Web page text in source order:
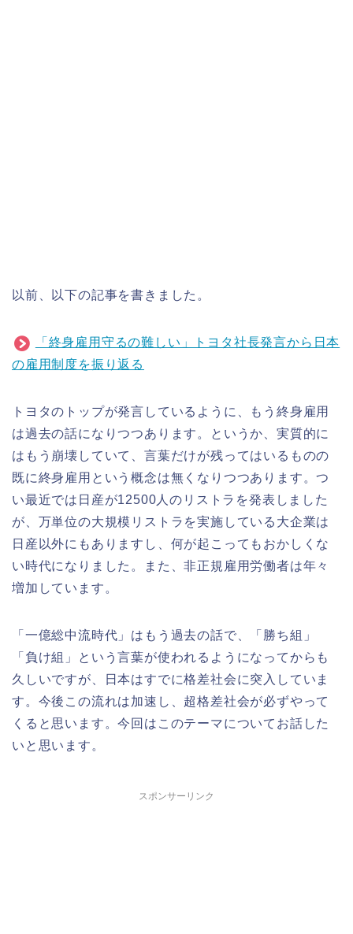
以前、以下の記事を書きました。
「終身雇用守るの難しい」トヨタ社長発言から日本
の雇用制度を振り返る
トヨタのトップが発言しているように、もう終身雇用
は過去の話になりつつあります。というか、実質的に
はもう崩壊していて、言葉だけが残ってはいるものの
既に終身雇用という概念は無くなりつつあります。つ
い最近では日産が12500人のリストラを発表しました
が、万単位の大規模リストラを実施している大企業は
日産以外にもありますし、何が起こってもおかしくな
い時代になりました。また、非正規雇用労働者は年々
増加しています。
「一億総中流時代」はもう過去の話で、「勝ち組」
「負け組」という言葉が使われるようになってからも
久しいですが、日本はすでに格差社会に突入していま
す。今後この流れは加速し、超格差社会が必ずやって
くると思います。今回はこのテーマについてお話した
いと思います。
スポンサーリンク